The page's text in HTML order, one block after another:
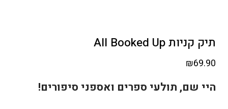
תיק קניות All Booked Up
₪69.90
היי שם, תולעי ספרים ואספני סיפורים! ️